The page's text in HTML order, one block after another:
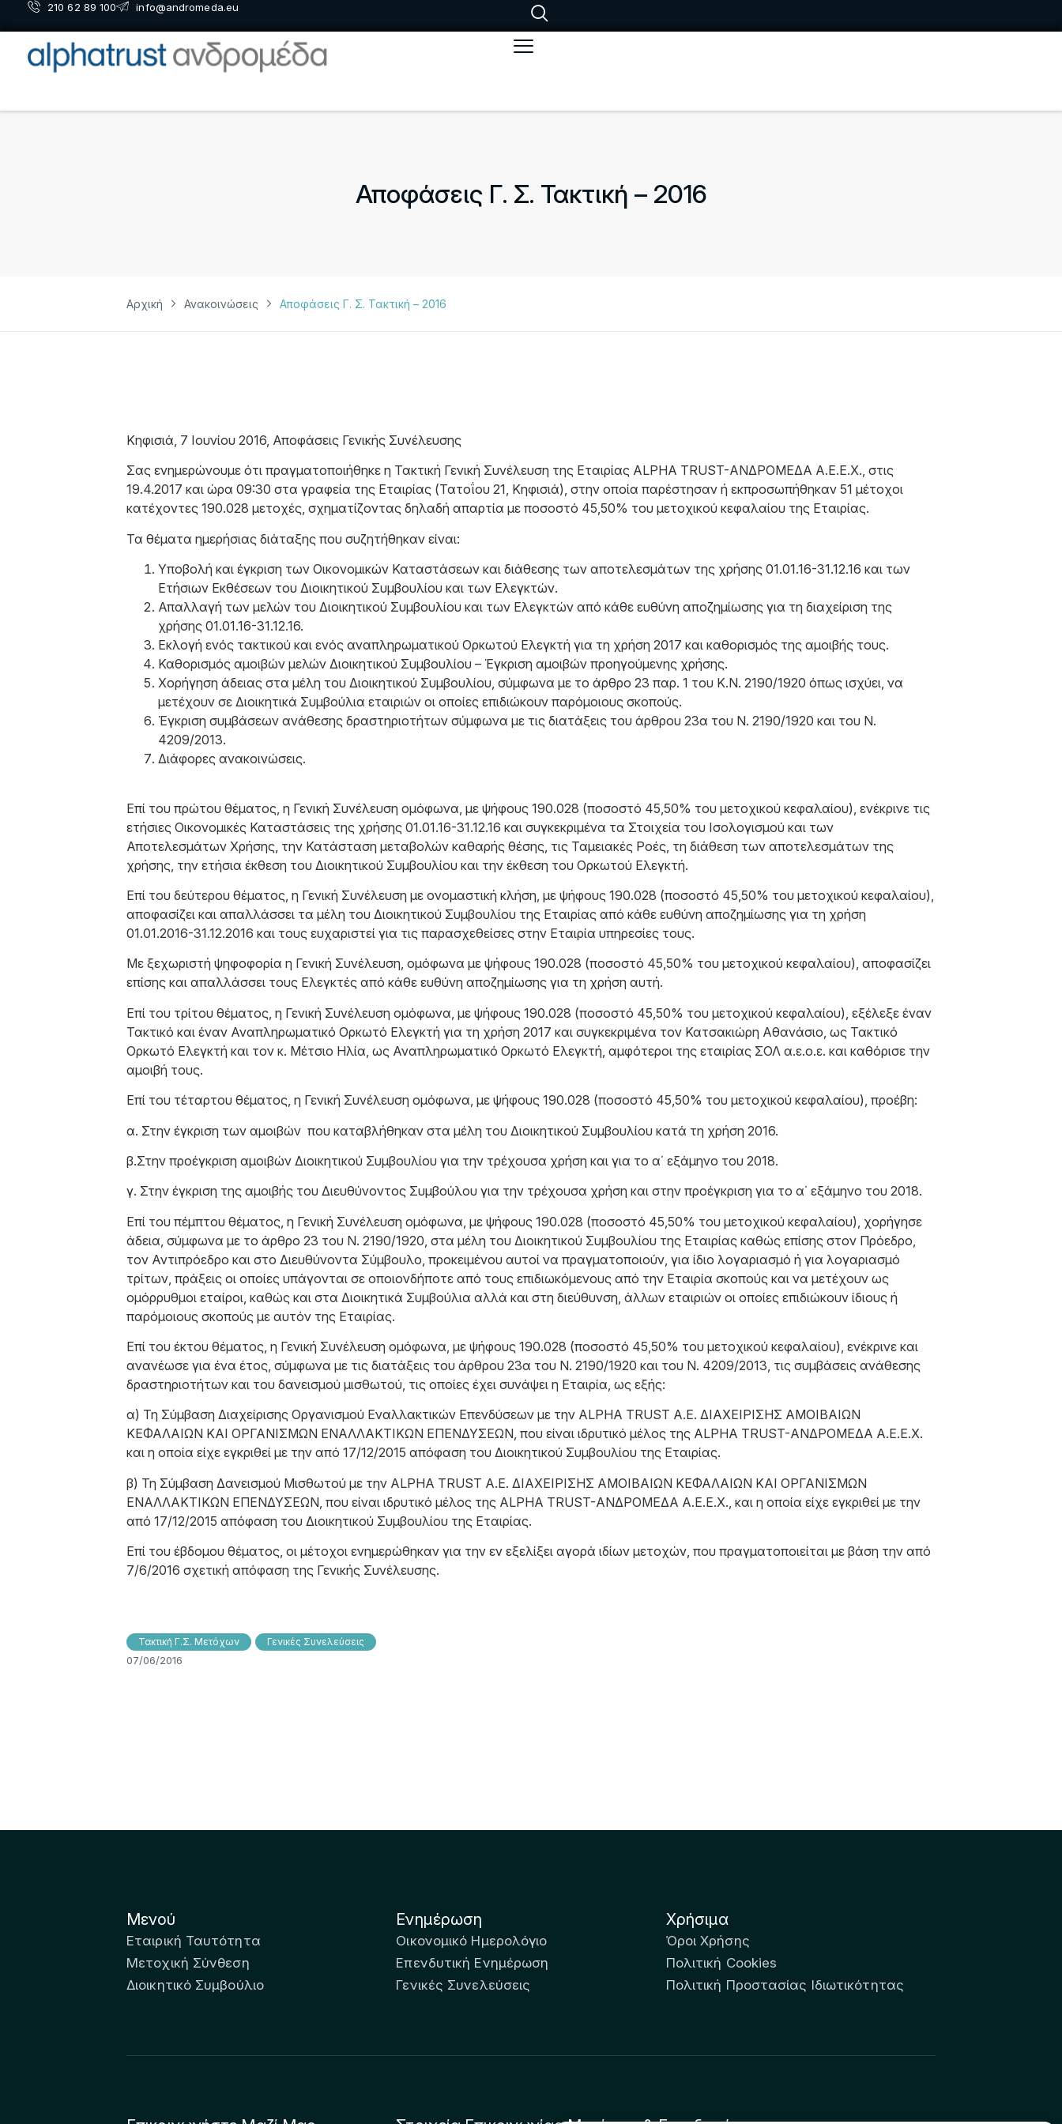
210 62 89 100 info@andromeda.eu
Αποφάσεις Γ. Σ. Τακτική – 2016
Αρχική Ανακοινώσεις Αποφάσεις Γ. Σ. Τακτική – 2016
Κηφισιά, 7 Ιουνίου 2016, Αποφάσεις Γενικής Συνέλευσης
Σας ενημερώνουμε ότι πραγματοποιήθηκε η Τακτική Γενική Συνέλευση της Εταιρίας ALPHA TRUST-ΑΝΔΡΟΜΕΔΑ Α.Ε.Ε.Χ., στις
19.4.2017 και ώρα 09:30 στα γραφεία της Εταιρίας (Τατοΐου 21, Κηφισιά), στην οποία παρέστησαν ή εκπροσωπήθηκαν 51 μέτοχοι
κατέχοντες 190.028 μετοχές, σχηματίζοντας δηλαδή απαρτία με ποσοστό 45,50% του μετοχικού κεφαλαίου της Εταιρίας.
Τα θέματα ημερήσιας διάταξης που συζητήθηκαν είναι:
Υποβολή και έγκριση των Οικονομικών Καταστάσεων και διάθεσης των αποτελεσμάτων της χρήσης 01.01.16-31.12.16 και των
Ετήσιων Εκθέσεων του Διοικητικού Συμβουλίου και των Ελεγκτών.
Απαλλαγή των μελών του Διοικητικού Συμβουλίου και των Ελεγκτών από κάθε ευθύνη αποζημίωσης για τη διαχείριση της
χρήσης 01.01.16-31.12.16.
Εκλογή ενός τακτικού και ενός αναπληρωματικού Ορκωτού Ελεγκτή για τη χρήση 2017 και καθορισμός της αμοιβής τους.
Καθορισμός αμοιβών μελών Διοικητικού Συμβουλίου – Έγκριση αμοιβών προηγούμενης χρήσης.
Χορήγηση άδειας στα μέλη του Διοικητικού Συμβουλίου, σύμφωνα με το άρθρο 23 παρ. 1 του Κ.Ν. 2190/1920 όπως ισχύει, να
μετέχουν σε Διοικητικά Συμβούλια εταιριών οι οποίες επιδιώκουν παρόμοιους σκοπούς.
Έγκριση συμβάσεων ανάθεσης δραστηριοτήτων σύμφωνα με τις διατάξεις του άρθρου 23α του Ν. 2190/1920 και του Ν.
4209/2013.
Διάφορες ανακοινώσεις.
Επί του πρώτου θέματος, η Γενική Συνέλευση ομόφωνα, με ψήφους 190.028 (ποσοστό 45,50% του μετοχικού κεφαλαίου), ενέκρινε τις
ετήσιες Οικονομικές Καταστάσεις της χρήσης 01.01.16-31.12.16 και συγκεκριμένα τα Στοιχεία του Ισολογισμού και των
Αποτελεσμάτων Χρήσης, την Κατάσταση μεταβολών καθαρής θέσης, τις Ταμειακές Ροές, τη διάθεση των αποτελεσμάτων της
χρήσης, την ετήσια έκθεση του Διοικητικού Συμβουλίου και την έκθεση του Ορκωτού Ελεγκτή.
Επί του δεύτερου θέματος, η Γενική Συνέλευση με ονομαστική κλήση, με ψήφους 190.028 (ποσοστό 45,50% του μετοχικού κεφαλαίου),
αποφασίζει και απαλλάσσει τα μέλη του Διοικητικού Συμβουλίου της Εταιρίας από κάθε ευθύνη αποζημίωσης για τη χρήση
01.01.2016-31.12.2016 και τους ευχαριστεί για τις παρασχεθείσες στην Εταιρία υπηρεσίες τους.
Με ξεχωριστή ψηφοφορία η Γενική Συνέλευση, ομόφωνα με ψήφους 190.028 (ποσοστό 45,50% του μετοχικού κεφαλαίου), αποφασίζει
επίσης και απαλλάσσει τους Ελεγκτές από κάθε ευθύνη αποζημίωσης για τη χρήση αυτή.
Επί του τρίτου θέματος, η Γενική Συνέλευση ομόφωνα, με ψήφους 190.028 (ποσοστό 45,50% του μετοχικού κεφαλαίου), εξέλεξε έναν
Τακτικό και έναν Αναπληρωματικό Ορκωτό Ελεγκτή για τη χρήση 2017 και συγκεκριμένα τον Κατσακιώρη Αθανάσιο, ως Τακτικό
Ορκωτό Ελεγκτή και τον κ. Μέτσιο Ηλία, ως Αναπληρωματικό Ορκωτό Ελεγκτή, αμφότεροι της εταιρίας ΣΟΛ α.ε.ο.ε. και καθόρισε την
αμοιβή τους.
Επί του τέταρτου θέματος, η Γενική Συνέλευση ομόφωνα, με ψήφους 190.028 (ποσοστό 45,50% του μετοχικού κεφαλαίου), προέβη:
α. Στην έγκριση των αμοιβών που καταβλήθηκαν στα μέλη του Διοικητικού Συμβουλίου κατά τη χρήση 2016.
β.Στην προέγκριση αμοιβών Διοικητικού Συμβουλίου για την τρέχουσα χρήση και για το α΄ εξάμηνο του 2018.
γ. Στην έγκριση της αμοιβής του Διευθύνοντος Συμβούλου για την τρέχουσα χρήση και στην προέγκριση για το α΄ εξάμηνο του 2018.
Επί του πέμπτου θέματος, η Γενική Συνέλευση ομόφωνα, με ψήφους 190.028 (ποσοστό 45,50% του μετοχικού κεφαλαίου), χορήγησε
άδεια, σύμφωνα με το άρθρο 23 του Ν. 2190/1920, στα μέλη του Διοικητικού Συμβουλίου της Εταιρίας καθώς επίσης στον Πρόεδρο,
τον Αντιπρόεδρο και στο Διευθύνοντα Σύμβουλο, προκειμένου αυτοί να πραγματοποιούν, για ίδιο λογαριασμό ή για λογαριασμό
τρίτων, πράξεις οι οποίες υπάγονται σε οποιονδήποτε από τους επιδιωκόμενους από την Εταιρία σκοπούς και να μετέχουν ως
ομόρρυθμοι εταίροι, καθώς και στα Διοικητικά Συμβούλια αλλά και στη διεύθυνση, άλλων εταιριών οι οποίες επιδιώκουν ίδιους ή
παρόμοιους σκοπούς με αυτόν της Εταιρίας.
Επί του έκτου θέματος, η Γενική Συνέλευση ομόφωνα, με ψήφους 190.028 (ποσοστό 45,50% του μετοχικού κεφαλαίου), ενέκρινε και
ανανέωσε για ένα έτος, σύμφωνα με τις διατάξεις του άρθρου 23α του Ν. 2190/1920 και του Ν. 4209/2013, τις συμβάσεις ανάθεσης
δραστηριοτήτων και του δανεισμού μισθωτού, τις οποίες έχει συνάψει η Εταιρία, ως εξής:
α) Τη Σύμβαση Διαχείρισης Οργανισμού Εναλλακτικών Επενδύσεων με την ALPHA TRUST Α.Ε. ΔΙΑΧΕΙΡΙΣΗΣ ΑΜΟΙΒΑΙΩΝ
ΚΕΦΑΛΑΙΩΝ ΚΑΙ ΟΡΓΑΝΙΣΜΩΝ ΕΝΑΛΛΑΚΤΙΚΩΝ ΕΠΕΝΔΥΣΕΩΝ, που είναι ιδρυτικό μέλος της ALPHA TRUST-ΑΝΔΡΟΜΕΔΑ Α.Ε.Ε.Χ.
και η οποία είχε εγκριθεί με την από 17/12/2015 απόφαση του Διοικητικού Συμβουλίου της Εταιρίας.
β) Τη Σύμβαση Δανεισμού Μισθωτού με την ALPHA TRUST Α.Ε. ΔΙΑΧΕΙΡΙΣΗΣ ΑΜΟΙΒΑΙΩΝ ΚΕΦΑΛΑΙΩΝ ΚΑΙ ΟΡΓΑΝΙΣΜΩΝ
ΕΝΑΛΛΑΚΤΙΚΩΝ ΕΠΕΝΔΥΣΕΩΝ, που είναι ιδρυτικό μέλος της ALPHA TRUST-ΑΝΔΡΟΜΕΔΑ Α.Ε.Ε.Χ., και η οποία είχε εγκριθεί με την
από 17/12/2015 απόφαση του Διοικητικού Συμβουλίου της Εταιρίας.
Επί του έβδομου θέματος, οι μέτοχοι ενημερώθηκαν για την εν εξελίξει αγορά ιδίων μετοχών, που πραγματοποιείται με βάση την από
7/6/2016 σχετική απόφαση της Γενικής Συνέλευσης.
Τακτική Γ.Σ. Μετόχων Γενικές Συνελεύσεις
07/06/2016
Μενού
Εταιρική Ταυτότητα
Μετοχική Σύνθεση
Διοικητικό Συμβούλιο
Ενημέρωση
Οικονομικό Ημερολόγιο
Επενδυτική Ενημέρωση
Γενικές Συνελεύσεις
Χρήσιμα
Όροι Χρήσης
Πολιτική Cookies
Πολιτική Προστασίας Ιδιωτικότητας